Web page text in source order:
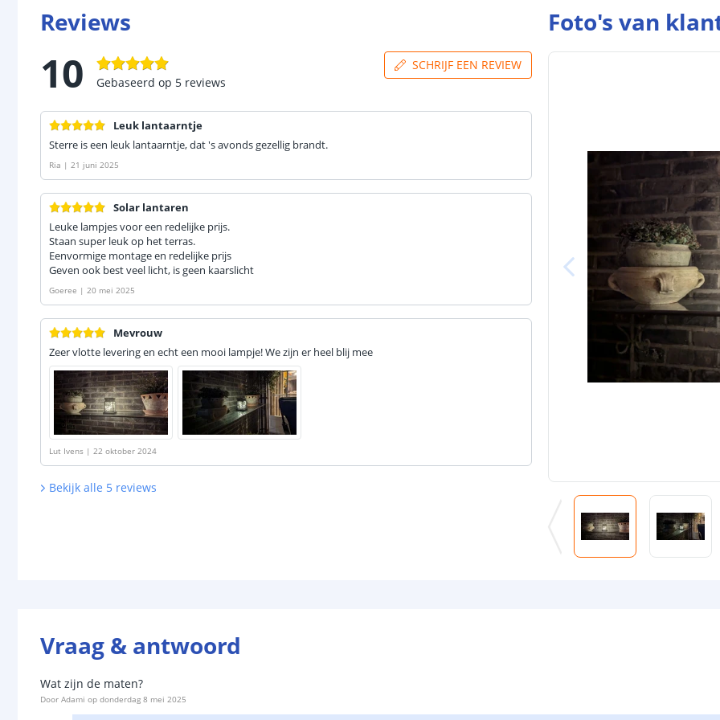
Reviews
10 Gebaseerd op 5 reviews
SCHRIJF EEN REVIEW
Leuk lantaarntje
Sterre is een leuk lantaarntje, dat 's avonds gezellig brandt.
Ria | 21 juni 2025
Solar lantaren
Leuke lampjes voor een redelijke prijs.
Staan super leuk op het terras.
Eenvormige montage en redelijke prijs
Geven ook best veel licht, is geen kaarslicht
Goeree | 20 mei 2025
Mevrouw
Zeer vlotte levering en echt een mooi lampje! We zijn er heel blij mee
Lut Ivens | 22 oktober 2024
Bekijk alle 5 reviews
Foto's van
Vraag & antwoord
Wat zijn de maten?
Door Adami op donderdag 8 mei 2025